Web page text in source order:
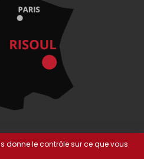
donne le contrôle sur ce que vous